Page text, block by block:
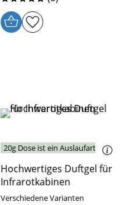
20g Dose ist ein Auslaufartikel
Hochwertiges Duftgel für
Infrarotkabinen
Verschiedene Varianten